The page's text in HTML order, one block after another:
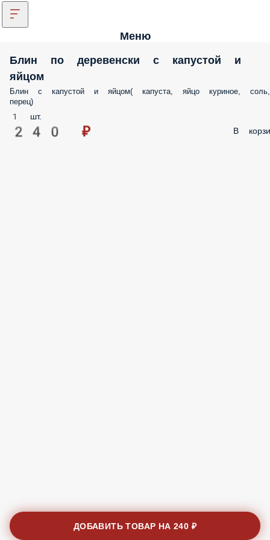
Меню
Блин по деревенски с капустой и
яйцом
Блин с капустой и яйцом( капуста, яйцо куриное, соль,
перец)
1 шт.
240 ₽ В
ДОБАВИТЬ ТОВАР НА240 ₽